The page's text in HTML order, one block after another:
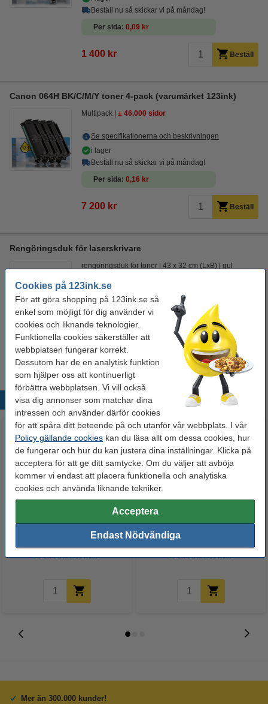
Cookies på 123ink.se
För att göra shopping på 123ink.se så
enkel som möjligt för dig använder vi
cookies och liknande teknologier.
Funktionella cookies säkerställer att
webbplatsen fungerar korrekt.
Dessutom har de en analytisk funktion
som hjälper oss att kontinuerligt
förbättra webbplatsen. Vi vill också
visa dig annonser som matchar dina
intressen och använder därför cookies
för att spåra ditt beteende på och utanför vår webbplats. I vår
Policy gällande cookies kan du läsa allt om dessa cookies, hur
de fungerar och hur du kan justera dina inställningar. Klicka på
acceptera för att ge ditt samtycke. Om du väljer att avböja
kommer vi endast att placera funktionella och analytiska
cookies och använda liknande tekniker.
Acceptera
Endast Nödvändiga
Beställ nu så skickar vi på måndag!
Per sida 0,09 kr
1 400 kr Beställ
Canon 064H BK/C/M/Y toner 4-pack (varumärket 123ink)
Multipack ± 46.000 sidor
Se specifikationerna och beskrivningen
i lager
Beställ nu så skickar vi på måndag!
Per sida 0,16 kr
7 200 kr Beställ
Rengöringsduk för laserskrivare
rengöringsduk för toner 43 x 32 cm (LxB)
gul
Se specifikationerna och beskrivningen
i lager
Beställ nu så skickar vi på måndag!
19 kr Beställ
Populära produkter
123ink | sorterade färger | 4st
60 kr Inkl. 25% Moms
Märkpenna permanent 2.5mm |
123ink | 4st
50 kr Inkl. 25% Moms
Mer än 300.000 kunder!